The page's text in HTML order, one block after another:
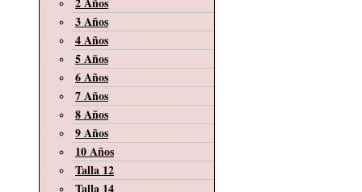
3 Años
4 Años
5 Años
6 Años
7 Años
8 Años
9 Años
10 Años
Talla 12